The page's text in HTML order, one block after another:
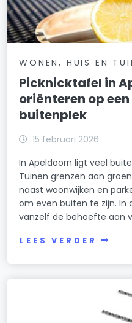
WONEN, HUIS EN
Picknicktafel in
oriënteren op
buitenplek
15 februari 2026
In Apeldoorn ligt veel
Tuinen grenzen aan
naast woonwijken en
om even buiten te zijn.
vanzelf de behoefte aan
LEES VERDER